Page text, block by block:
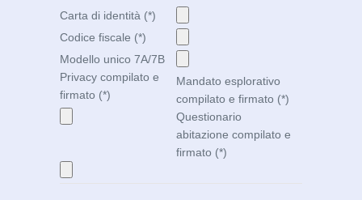
Carta di identità (*)
Codice fiscale (*)
Modello unico 7A/7B
Privacy compilato e
firmato (*)
Mandato esplorativo
compilato e firmato (*)
Questionario
abitazione compilato e
firmato (*)